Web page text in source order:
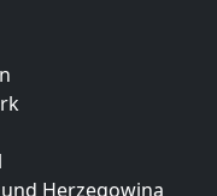
Herzegowina